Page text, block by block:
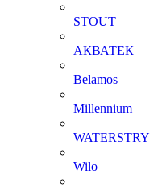
STOUT
АКВАТЕК
Belamos
Millennium
WATERSTRY
Wilo